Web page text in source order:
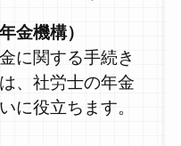
金機構）
に関する手続き
、社労士の年金
に役立ちます。